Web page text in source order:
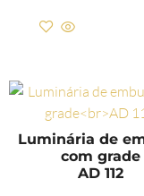
Luminária de
com grade
AD 112